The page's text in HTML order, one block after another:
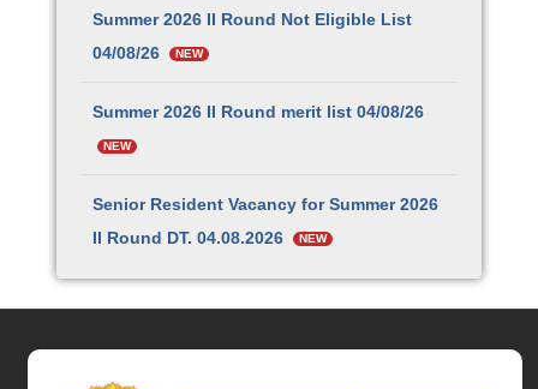
Summer 2026 II Round Not Eligible List
04/08/26
NEW
Summer 2026 II Round merit list 04/08/26
NEW
Senior Resident Vacancy for Summer 2026
II Round DT. 04.08.2026
NEW